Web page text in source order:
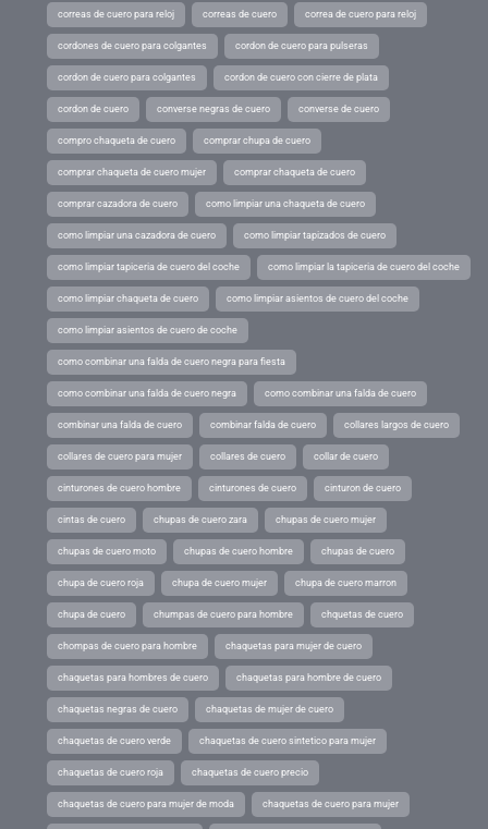
correas de cuero para reloj correas de cuero correa de cuero para reloj
cordones de cuero para colgantes cordon de cuero para pulseras
cordon de cuero para colgantes cordon de cuero con cierre de plata
cordon de cuero converse negras de cuero converse de cuero
compro chaqueta de cuero comprar chupa de cuero
comprar chaqueta de cuero mujer comprar chaqueta de cuero
comprar cazadora de cuero como limpiar una chaqueta de cuero
como limpiar una cazadora de cuero como limpiar tapizados de cuero
como limpiar tapiceria de cuero del coche como limpiar la tapiceria de cuero del coche
como limpiar chaqueta de cuero como limpiar asientos de cuero del coche
como limpiar asientos de cuero de coche
como combinar una falda de cuero negra para fiesta
como combinar una falda de cuero negra como combinar una falda de cuero
combinar una falda de cuero combinar falda de cuero collares largos de cuero
collares de cuero para mujer collares de cuero collar de cuero
cinturones de cuero hombre cinturones de cuero cinturon de cuero
cintas de cuero chupas de cuero zara chupas de cuero mujer
chupas de cuero moto chupas de cuero hombre chupas de cuero
chupa de cuero roja chupa de cuero mujer chupa de cuero marron
chupa de cuero chumpas de cuero para hombre chquetas de cuero
chompas de cuero para hombre chaquetas para mujer de cuero
chaquetas para hombres de cuero chaquetas para hombre de cuero
chaquetas negras de cuero chaquetas de mujer de cuero
chaquetas de cuero verde chaquetas de cuero sintetico para mujer
chaquetas de cuero roja chaquetas de cuero precio
chaquetas de cuero para mujer de moda chaquetas de cuero para mujer